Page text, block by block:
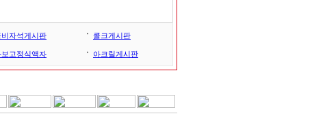
비자석게시판 ㆍ 콜크게시판
보고정식액자 ㆍ 아크릴게시판